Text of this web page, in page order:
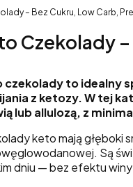
– Bez Cukru, Low Carb,
Czekolady
czekolady to idealny
z ketozy. W tej
lub allulozą, z
keto mają głęboki
Są
dniu — bez efektu